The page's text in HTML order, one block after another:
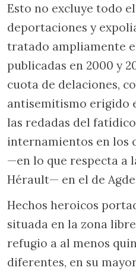
Esto no excluye todo
deportaciones y
tratado ampliamente
publicadas en 2000 y
cuota de delaciones,
antisemitismo erigido
las redadas del
internamientos en los
—en lo que respecta a
Hérault— en el de
Hechos heroicos
situada en la zona
refugio a al menos
diferentes, en su